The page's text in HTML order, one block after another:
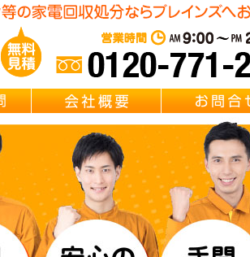
し片付け・遺品整理・リサイクル Brainz 取
よくある質問 会社概要